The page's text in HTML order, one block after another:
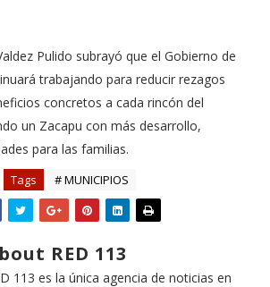
Pulido subrayó que el Gobierno de
trabajando para reducir rezagos
concretos a cada rincón del
un Zacapu con más desarrollo,
para las familias.
Tags # MUNICIPIOS
RED 113
113 es la única agencia de noticias en